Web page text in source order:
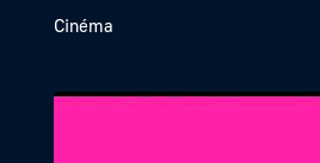
Cinéma